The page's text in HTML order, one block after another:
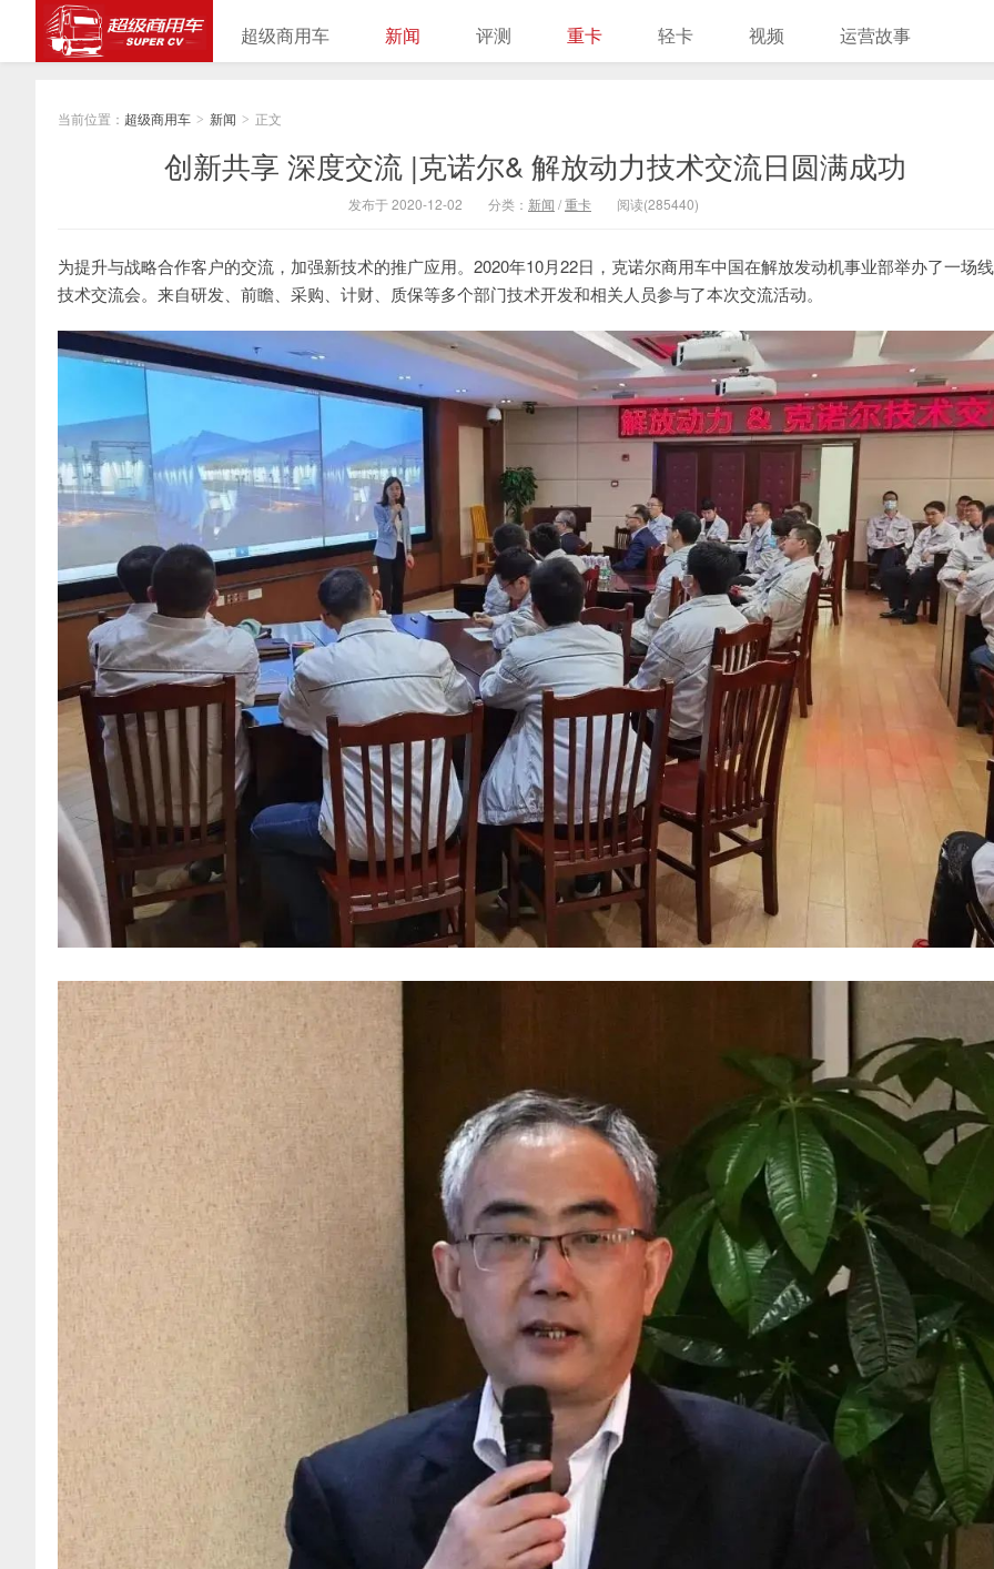
超级商用车 新闻 评测 重卡 轻卡 视频 运营故事
当前位置： 超级商用车 > 新闻 > 正文
创新共享 深度交流 |克诺尔& 解放动力技术交流日圆满成功
发布于 2020-12-02 分类： 新闻 /重卡 阅读(285440)
为提升与战略合作客户的交流，加强新技术的推广应用。2020年10月22日，克诺尔商用车中国在解放发动机事业部举办了一场
技术交流会。来自研发、前瞻、采购、计财、质保等多个部门技术开发和相关人员参与了本次交流活动。